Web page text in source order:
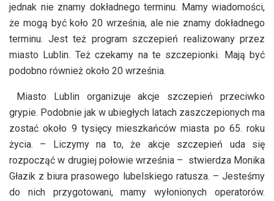
jednak nie znamy dokładnego terminu. Mamy wiadomości,
że mogą być koło 20 września, ale nie znamy dokładnego
terminu. Jest też program szczepień realizowany przez
miasto Lublin. Też czekamy na te szczepionki. Mają być
podobno również około 20 września.
Miasto Lublin organizuje akcje szczepień przeciwko
grypie. Podobnie jak w ubiegłych latach zaszczepionych ma
zostać około 9 tysięcy mieszkańców miasta po 65. roku
życia. – Liczymy na to, że akcje szczepień uda się
rozpocząć w drugiej połowie września – stwierdza Monika
Głazik z biura prasowego lubelskiego ratusza. – Jesteśmy
do nich przygotowani, mamy wyłonionych operatorów.